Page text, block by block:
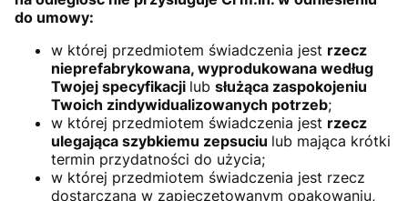
do umowy:
w której przedmiotem świadczenia jest rzecz
nieprefabrykowana, wyprodukowana według
Twojej specyfikacji lub służąca zaspokojeniu
Twoich zindywidualizowanych potrzeb;
w której przedmiotem świadczenia jest rzecz
ulegająca szybkiemu zepsuciu lub mająca krótki
termin przydatności do użycia;
w której przedmiotem świadczenia jest rzecz
dostarczana w zapieczętowanym opakowaniu,